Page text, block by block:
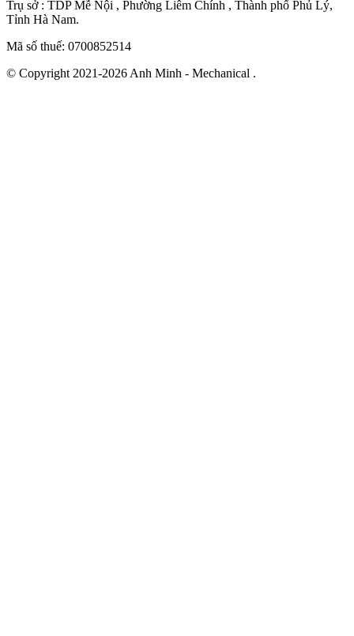
Trụ sở : TDP Mễ Nội , Phường Liêm Chính , Thành phố Phủ Lý,
Tỉnh Hà Nam.
Mã số thuế: 0700852514
© Copyright 2021-2026 Anh Minh - Mechanical .